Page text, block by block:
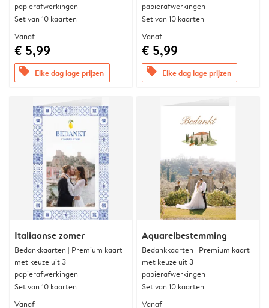
papierafwerkingen
Set van 10 kaarten
Vanaf
€ 5,99
offers Elke dag lage prijzen
papierafwerkingen
Set van 10 kaarten
Vanaf
€ 5,99
offers Elke dag lage prijzen
Italiaanse zomer
Bedankkaarten | Premium kaart
met keuze uit 3
papierafwerkingen
Set van 10 kaarten
Vanaf
Aquarelbestemming
Bedankkaarten | Premium kaart
met keuze uit 3
papierafwerkingen
Set van 10 kaarten
Vanaf